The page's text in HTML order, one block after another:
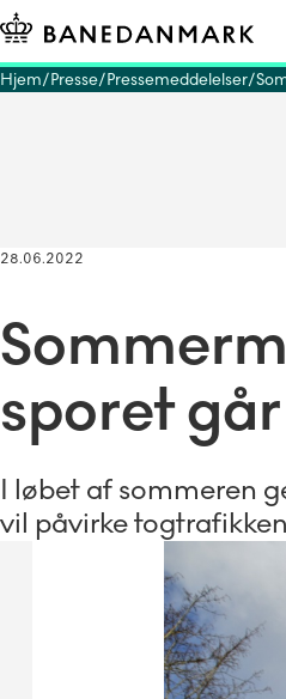
Hjem Presse Pressemeddelelser
28.06.2022
sporet
I løbet af sommeren
vil påvirke